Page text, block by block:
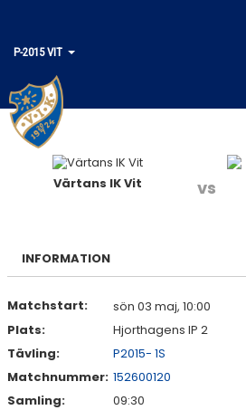
P-2015 VIT
HEM
KALENDER
Värtans IK Vit vs
INFORMATION
Matchstart:
sön 03 maj, 10:00
Plats:
Hjorthagens IP 2
Tävling:
P2015- 1S
Matchnummer: 152600120
Samling:
09:30